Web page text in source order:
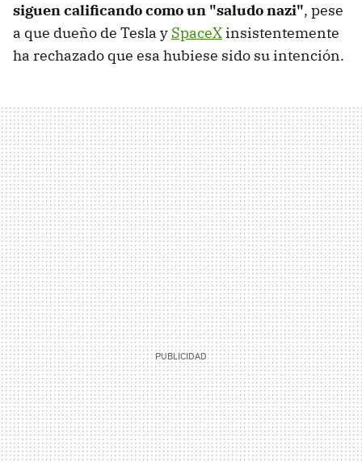
siguen calificando como un "saludo nazi", pese
a que dueño de Tesla y SpaceX insistentemente
ha rechazado que esa hubiese sido su intención.